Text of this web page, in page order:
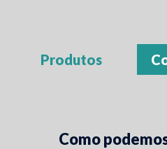
Produtos
Como